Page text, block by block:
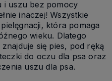
i uszu bez pomocy
inaczej! Wszystkie
która pomaga
wieku. Dlatego
się pies, pod ręką
do oczu dla psa oraz
uszu dla psa.